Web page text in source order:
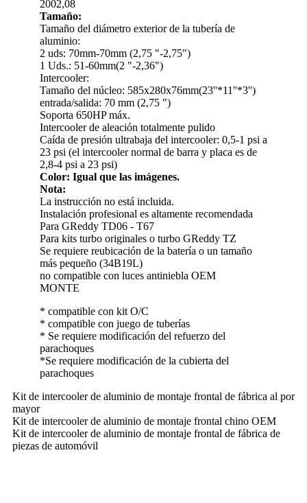
2002,08
Tamaño:
Tamaño del diámetro exterior de la tubería de
aluminio:
2 uds: 70mm-70mm (2,75 "-2,75")
1 Uds.: 51-60mm(2 "-2,36")
Intercooler:
Tamaño del núcleo: 585x280x76mm(23''*11''*3'')
entrada/salida: 70 mm (2,75 ")
Soporta 650HP máx.
Intercooler de aleación totalmente pulido
Caída de presión ultrabaja del intercooler: 0,5-1 psi a
23 psi (el intercooler normal de barra y placa es de
2,8-4 psi a 23 psi)
Color: Igual que las imágenes.
Nota:
La instrucción no está incluida.
Instalación profesional es altamente recomendada
Para GReddy TD06 - T67
Para kits turbo originales o turbo GReddy TZ
Se requiere reubicación de la batería o un tamaño
más pequeño (34B19L)
no compatible con luces antiniebla OEM
MONTE
* compatible con kit O/C
* compatible con juego de tuberías
* Se requiere modificación del refuerzo del
parachoques
*Se requiere modificación de la cubierta del
parachoques
Kit de intercooler de aluminio de montaje frontal de fábrica al por
mayor
Kit de intercooler de aluminio de montaje frontal chino OEM
Kit de intercooler de aluminio de montaje frontal de fábrica de
piezas de automóvil